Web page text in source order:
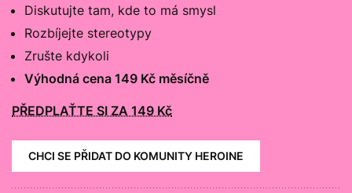
Diskutujte tam, kde to má smysl
Rozbíjejte stereotypy
Zrušte kdykoli
Výhodná cena 149 Kč měsíčně
PŘEDPLAŤTE SI ZA 149 Kč
CHCI SE PŘIDAT DO KOMUNITY HEROINE